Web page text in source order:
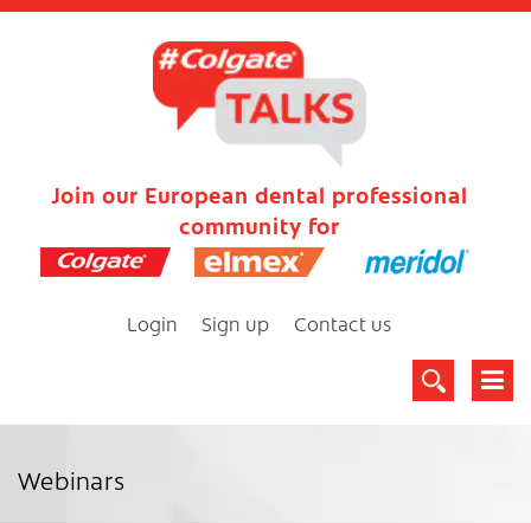
Join our European dental professional
community for
Login Sign up Contact us
Webinars